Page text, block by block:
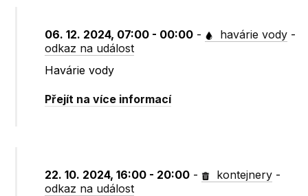
06. 12. 2024, 07:00 - 00:00 - havárie vody -
odkaz na událost
Havárie vody
Přejít na více informací
22. 10. 2024, 16:00 - 20:00 - kontejnery -
odkaz na událost